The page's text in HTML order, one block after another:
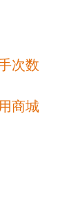
次数
商城